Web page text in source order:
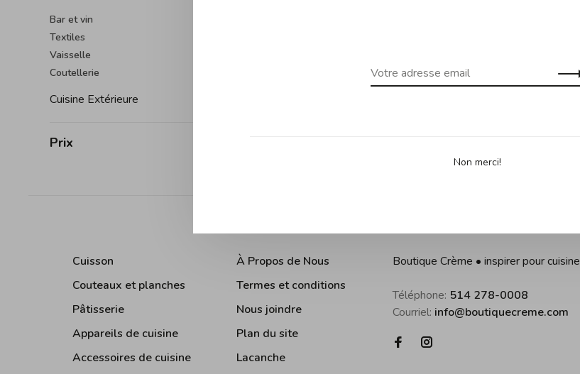
Bar et vin
Textiles
Vaisselle
Coutellerie
Cuisine Extérieure
Prix
Cuisson
Couteaux et planches
Pâtisserie
Appareils de cuisine
Accessoires de cuisine
À Propos de Nous
Termes et conditions
Nous joindre
Plan du site
Lacanche
Boutique Crème • inspirer pour cuisine
Téléphone: 514 278-0008
Courriel: info@boutiquecreme.com
Non merci!